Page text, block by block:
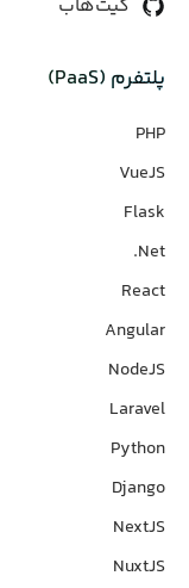
گیت‌هاب
پلتفرم (PaaS)
PHP
VueJS
Flask
Net.
React
Angular
NodeJS
Laravel
Python
Django
NextJS
NuxtJS